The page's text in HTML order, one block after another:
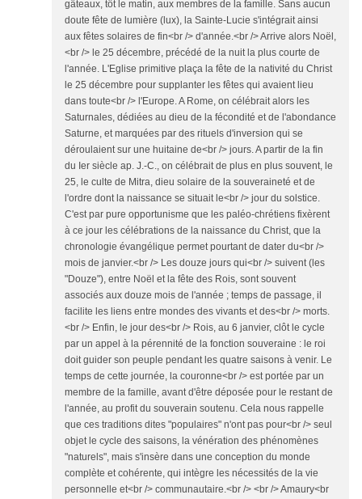
gâteaux, tôt le matin, aux membres de la famille. Sans aucun
doute fête de lumière (lux), la Sainte-Lucie s'intégrait ainsi
aux fêtes solaires de fin<br /> d'année.<br /> Arrive alors Noël,
<br /> le 25 décembre, précédé de la nuit la plus courte de
l'année. L'Eglise primitive plaça la fête de la nativité du Christ
le 25 décembre pour supplanter les fêtes qui avaient lieu
dans toute<br /> l'Europe. A Rome, on célébrait alors les
Saturnales, dédiées au dieu de la fécondité et de l'abondance
Saturne, et marquées par des rituels d'inversion qui se
déroulaient sur une huitaine de<br /> jours. A partir de la fin
du Ier siècle ap. J.-C., on célébrait de plus en plus souvent, le
25, le culte de Mitra, dieu solaire de la souveraineté et de
l'ordre dont la naissance se situait le<br /> jour du solstice.
C'est par pure opportunisme que les paléo-chrétiens fixèrent
à ce jour les célébrations de la naissance du Christ, que la
chronologie évangélique permet pourtant de dater du<br />
mois de janvier.<br /> Les douze jours qui<br /> suivent (les
"Douze"), entre Noël et la fête des Rois, sont souvent
associés aux douze mois de l'année ; temps de passage, il
facilite les liens entre mondes des vivants et des<br /> morts.
<br /> Enfin, le jour des<br /> Rois, au 6 janvier, clôt le cycle
par un appel à la pérennité de la fonction souveraine : le roi
doit guider son peuple pendant les quatre saisons à venir. Le
temps de cette journée, la couronne<br /> est portée par un
membre de la famille, avant d'être déposée pour le restant de
l'année, au profit du souverain soutenu. Cela nous rappelle
que ces traditions dites "populaires" n'ont pas pour<br /> seul
objet le cycle des saisons, la vénération des phénomènes
"naturels", mais s'insère dans une conception du monde
complète et cohérente, qui intègre les nécessités de la vie
personnelle et<br /> communautaire.<br /> <br /> Amaury<br